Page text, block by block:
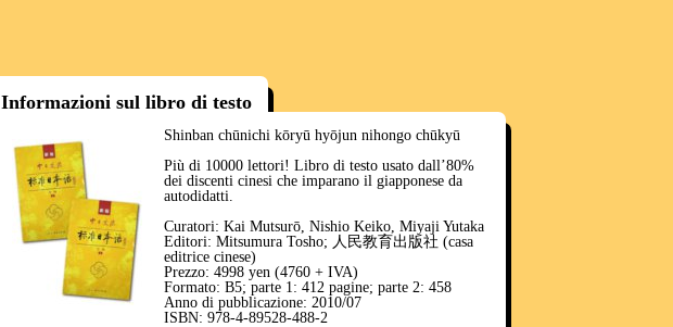
Informazioni sul libro di testo
Shinban chūnichi kōryū hyōjun nihongo chūkyū
Più di 10000 lettori! Libro di testo usato dall’80%
dei discenti cinesi che imparano il giapponese da
autodidatti.
Curatori: Kai Mutsurō, Nishio Keiko, Miyaji Yutaka
Editori: Mitsumura Tosho; 人民教育出版社 (casa
editrice cinese)
Prezzo: 4998 yen (4760 + IVA)
Formato: B5; parte 1: 412 pagine; parte 2: 458
Anno di pubblicazione: 2010/07
ISBN: 978-4-89528-488-2